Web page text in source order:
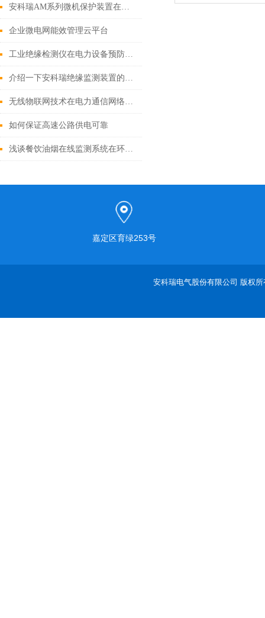
安科瑞AM系列微机保护装置在贵阳万科翡翠滨江配电工程项目的应用
企业微电网能效管理云平台
工业绝缘检测仪在电力设备预防性维护中的策略与实践
介绍一下安科瑞绝缘监测装置的工作原理
无线物联网技术在电力通信网络中的应用研究
如何保证高速公路供电可靠
浅谈餐饮油烟在线监测系统在环保监管中的应用
嘉定区育绿253号
安科瑞电气股份有限公司 版权